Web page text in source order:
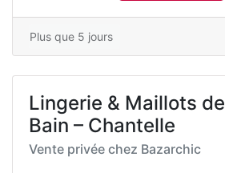
Plus que 5 jours
Lingerie & Maillots de
Bain – Chantelle
Vente privée chez Bazarchic